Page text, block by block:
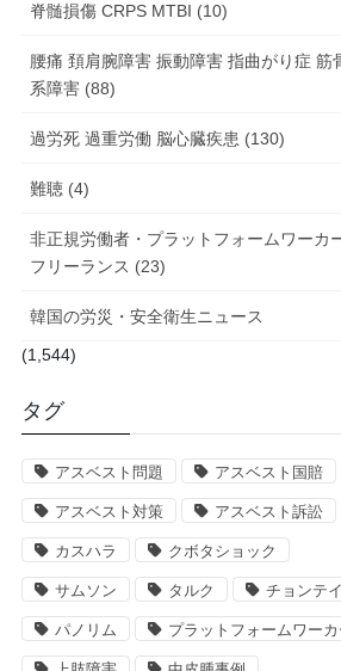
脊髄損傷 CRPS MTBI (10)
腰痛 頚肩腕障害 振動障害 指曲がり症 筋
系障害 (88)
過労死 過重労働 脳心臓疾患 (130)
難聴 (4)
非正規労働者・プラットフォームワーカ
フリーランス (23)
韓国の労災・安全衛生ニュース
(1,544)
タグ
アスベスト問題 アスベスト国賠
アスベスト対策 アスベスト訴訟
カスハラ クボタショック
サムソン タルク チョンテ
パノリム プラットフォームワーカ